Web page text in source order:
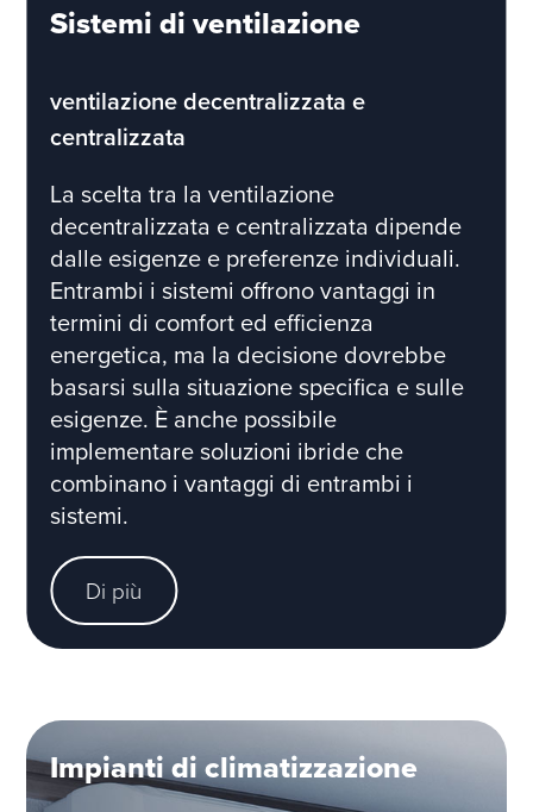
Sistemi di ventilazione
ventilazione decentralizzata e
centralizzata
La scelta tra la ventilazione
decentralizzata e centralizzata dipende
dalle esigenze e preferenze individuali.
Entrambi i sistemi offrono vantaggi in
termini di comfort ed efficienza
energetica, ma la decisione dovrebbe
basarsi sulla situazione specifica e sulle
esigenze. È anche possibile
implementare soluzioni ibride che
combinano i vantaggi di entrambi i
sistemi.
Di più
Impianti di climatizzazione